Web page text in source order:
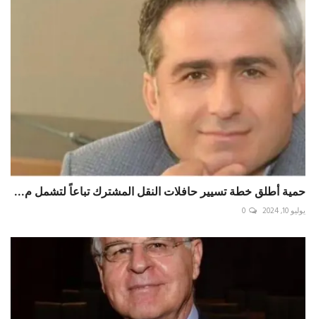
حمية أطلق خطة تسيير حافلات النقل المشترك تباعاً لتشمل م...
يوليو 10, 2024 0